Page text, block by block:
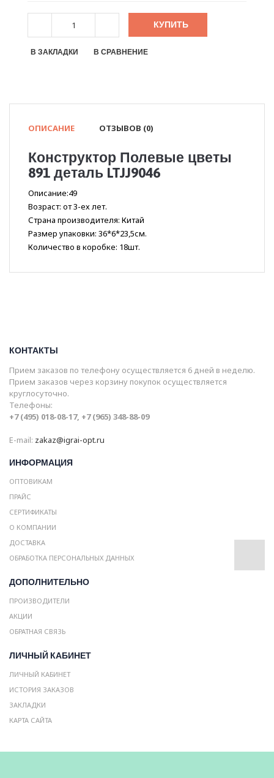
КУПИТЬ
В ЗАКЛАДКИ В СРАВНЕНИЕ
ОПИСАНИЕ ОТЗЫВОВ (0)
Конструктор Полевые цветы
891 деталь LTJJ9046
Описание:49
Возраст: от 3-ех лет.
Страна производителя: Китай
Размер упаковки: 36*6*23,5см.
Количество в коробке: 18шт.
КОНТАКТЫ
Прием заказов по телефону осуществляется 6 дней в неделю.
Прием заказов через корзину покупок осуществляется
круглосуточно.
Телефоны:
+7 (495) 018-08-17, +7 (965) 348-88-09
E-mail: zakaz@igrai-opt.ru
ИНФОРМАЦИЯ
ОПТОВИКАМ
ПРАЙС
СЕРТИФИКАТЫ
О КОМПАНИИ
ДОСТАВКА
ОБРАБОТКА ПЕРСОНАЛЬНЫХ ДАННЫХ
ДОПОЛНИТЕЛЬНО
ПРОИЗВОДИТЕЛИ
АКЦИИ
ОБРАТНАЯ СВЯЗЬ
ЛИЧНЫЙ КАБИНЕТ
ЛИЧНЫЙ КАБИНЕТ
ИСТОРИЯ ЗАКАЗОВ
ЗАКЛАДКИ
КАРТА САЙТА